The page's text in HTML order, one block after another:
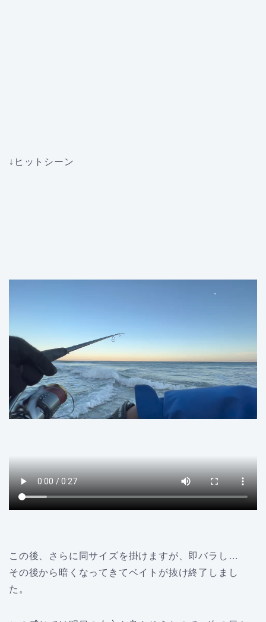
↓ヒットシーン
この後、さらに同サイズを掛けますが、即バラし…
その後から暗くなってきてベイトが抜け終了しまし
た。